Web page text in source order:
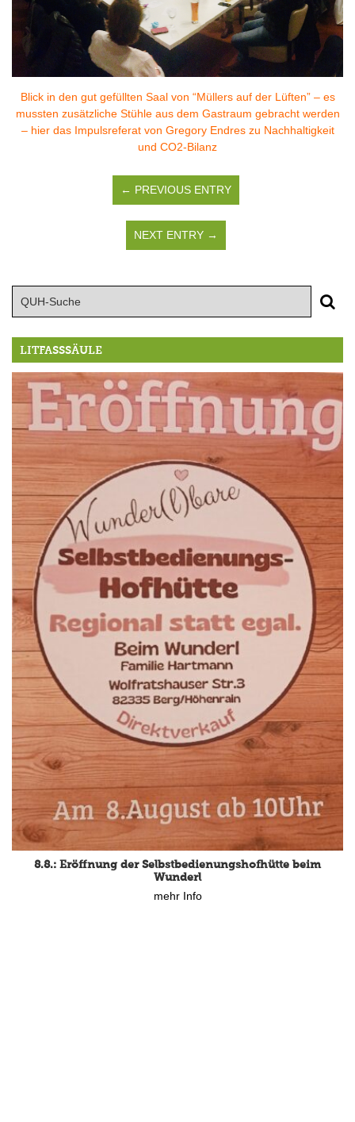
Blick in den gut gefüllten Saal von “Müllers auf der Lüften” – es
mussten zusätzliche Stühle aus dem Gastraum gebracht werden
– hier das Impulsreferat von Gregory Endres zu Nachhaltigkeit
und CO2-Bilanz
← PREVIOUS ENTRY
NEXT ENTRY →
LITFASSSÄULE
8.8.: Eröffnung der Selbstbedienungshofhütte beim
Wunderl
mehr Info